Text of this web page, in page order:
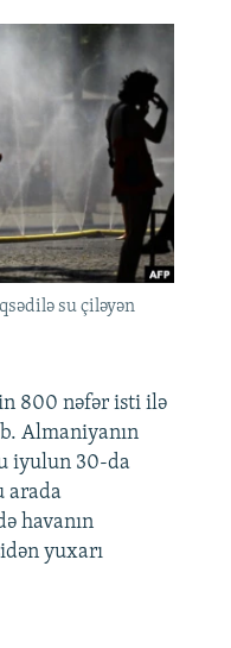
su çiləyən
800 nəfər isti ilə
Almaniyanın
iyulun 30-da
arada
havanın
yuxarı